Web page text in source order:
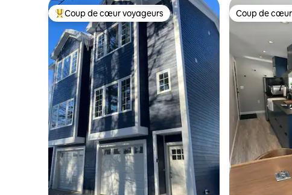
Coups de cœur voyageurs les plus appréciés
Coup de cœur voyageurs Coup de
Coup de